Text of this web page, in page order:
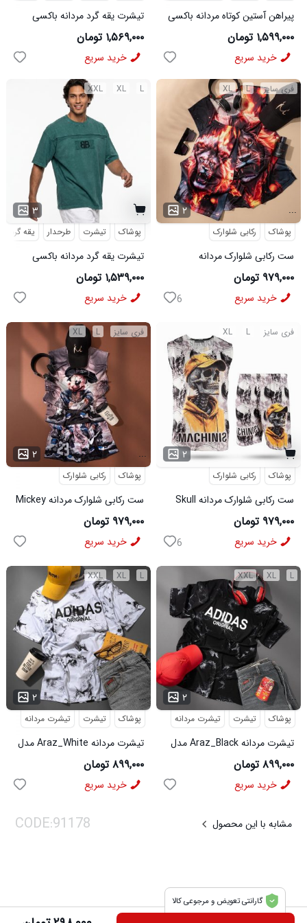
گارانتی تعویض و مرجوعی کالا
تیشرت یقه گرد مردانه باکسی
طرحدار پنبه دو رو سبز روشن مدل
50896
۱,۵۶۹,۰۰۰ تومان
خرید سریع
پیراهن آستین کوتاه مردانه باکسی
ساده لینن کرم مدل 50943
۱,۵۹۹,۰۰۰ تومان
خرید سریع
L
XL
XXL
۳
پوشاک تیشرت طرحدار یقه گرد
تیشرت یقه گرد مردانه باکسی
طرحدار مچینست سبز
Balenciaga مدل 50944
۱,۵۳۹,۰۰۰ تومان
خرید سریع
فری سایز L
XL
۲ ...
پوشاک رکابی شلوارک
ست رکابی شلوارک مردانه
Lion_Black مدل 3997
۹۷۹,۰۰۰ تومان
خرید سریع 6
فری سایز L
XL
۲ ...
پوشاک رکابی شلوارک
ست رکابی شلوارک مردانه Mickey
مدل 3996
۹۷۹,۰۰۰ تومان
خرید سریع
فری سایز L
XL
۲
پوشاک رکابی شلوارک
ست رکابی شلوارک مردانه Skull
مدل 3995
۹۷۹,۰۰۰ تومان
خرید سریع 6
L
XL
XXL
۲ ...
پوشاک تیشرت تیشرت مردانه
تیشرت مردانه Araz_White مدل
3992
۸۹۹,۰۰۰ تومان
خرید سریع
L
XL
XXL
۲ ...
پوشاک تیشرت تیشرت مردانه
تیشرت مردانه Araz_Black مدل
3991
۸۹۹,۰۰۰ تومان
خرید سریع
مشابه با این محصول